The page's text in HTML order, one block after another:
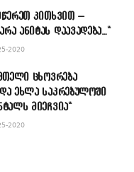
კითხვით –
ანიტას დაავადება…“
2020
ცხოვრება
ეხლა საკრებულოში
მიეჩვია“
2020